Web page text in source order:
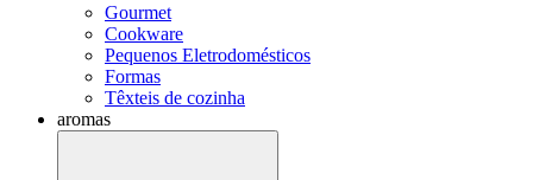
Gourmet
Cookware
Pequenos Eletrodomésticos
Formas
Têxteis de cozinha
aromas